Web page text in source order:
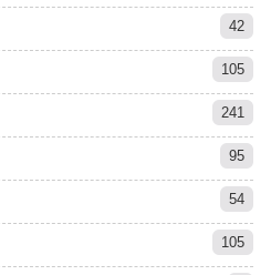
42
105
241
95
54
105